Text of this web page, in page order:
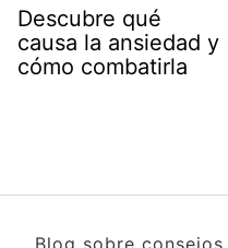
Descubre qué
causa la ansiedad y
cómo combatirla
Blog sobre